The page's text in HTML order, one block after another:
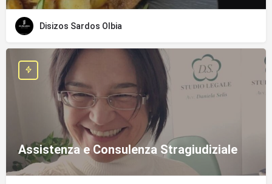
Disizos Sardos Olbia
Assistenza e Consulenza Stragiudiziale